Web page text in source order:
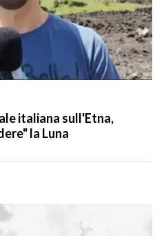
italiana sull'Etna,
la Luna